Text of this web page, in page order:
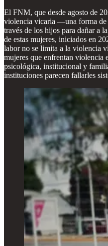
El FNM, que desde agosto de
violencia vicaria —una forma de
través de los hijos para dañar a
de estas mujeres, iniciados en
labor no se limita a la violencia
mujeres que enfrentan violencia
psicológica, institucional y
instituciones parecen fallarles